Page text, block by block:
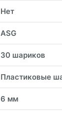
Нет
ASG
30 шариков
Пластиковые
6 мм